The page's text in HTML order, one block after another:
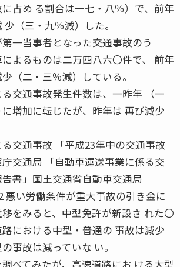
占め る割合は一七・八％）で、前年
（三・九％減）した。
一当事者となった交通事故のう
よるものは二万四八六〇件で、 前年
（二・三％減）している。
交通事故発生件数は、一昨年 （一
増加に転じたが、昨年は 再び減少
交通事故 「平成23年中の交通事故
交通局 「自動車運送事業に係る交
書」国土交通省自動車交通局
い労働条件が重大事故の引き金に
をみると、中型免許が新設さ れた〇
における中型・普通の 事故は減少
事故は減っていな い。
べてみたが、高速道路にお ける大型